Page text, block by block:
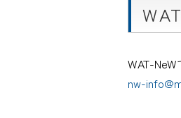
WAT-
nw-